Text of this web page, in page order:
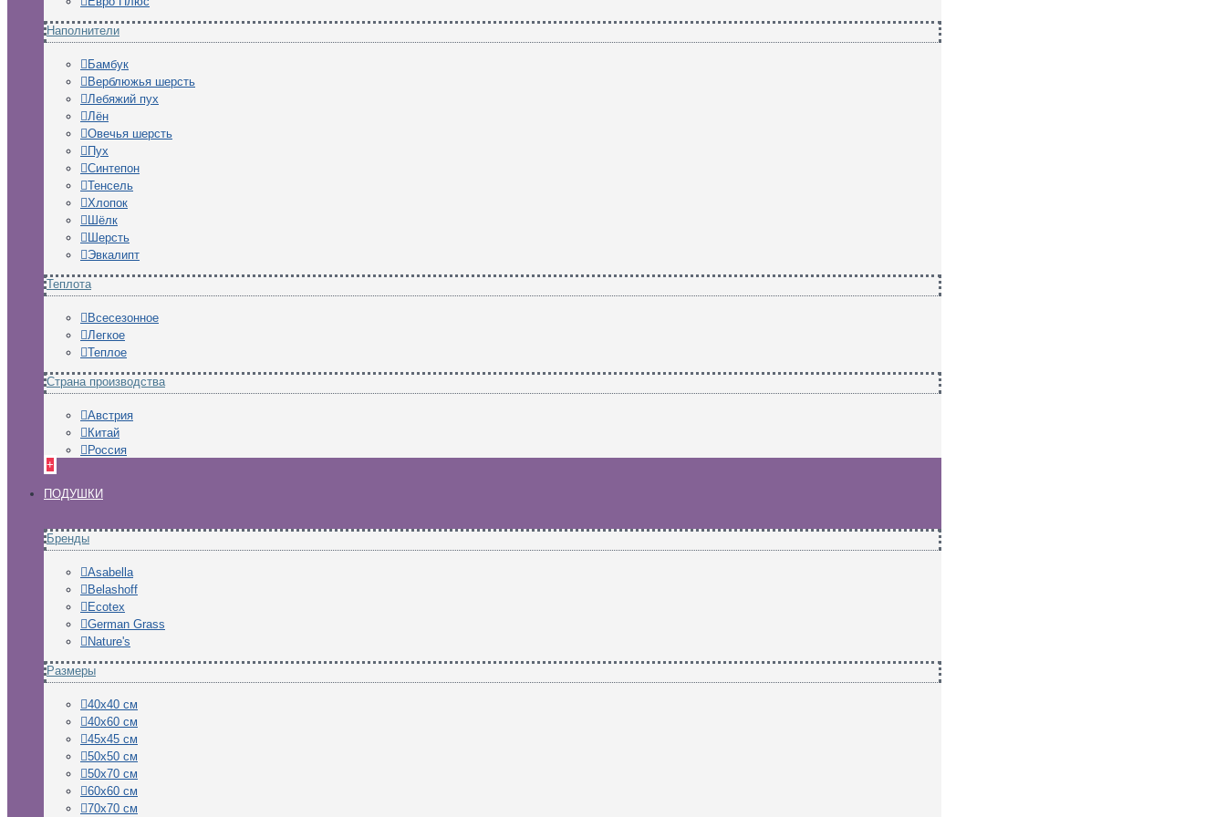
Наполнители
Бамбук
Верблюжья шерсть
Лебяжий пух
Лён
Овечья шерсть
Пух
Синтепон
Тенсель
Хлопок
Шёлк
Шерсть
Эвкалипт
Теплота
Всесезонное
Легкое
Теплое
Страна производства
Австрия
Китай
Россия
+
ПОДУШКИ
Бренды
Asabella
Belashoff
Ecotex
German Grass
Nature's
Размеры
40х40 см
40х60 см
45х45 см
50х50 см
50х70 см
60х60 см
70х70 см